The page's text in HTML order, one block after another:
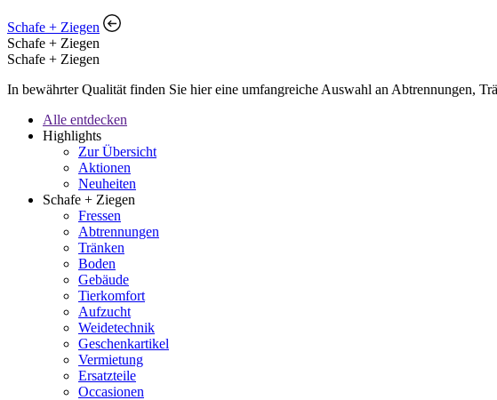
Schafe + Ziegen
Schafe + Ziegen
Schafe + Ziegen
In bewährter Qualität finden Sie hier eine umfangreiche Auswahl an Abtrennungen,
Alle entdecken
Highlights
Zur Übersicht
Aktionen
Neuheiten
Schafe + Ziegen
Fressen
Abtrennungen
Tränken
Boden
Gebäude
Tierkomfort
Aufzucht
Weidetechnik
Geschenkartikel
Vermietung
Ersatzteile
Occasionen